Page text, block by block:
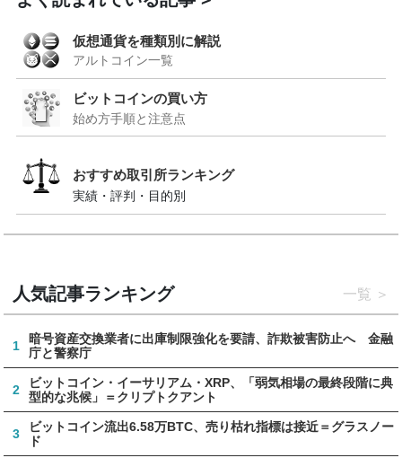
仮想通貨を種類別に解説
アルトコイン一覧
ビットコインの買い方
始め方手順と注意点
おすすめ取引所ランキング
実績・評判・目的別
人気記事ランキング 一覧
1
暗号資産交換業者に出庫制限強化を要請、詐欺被害防止へ 金融
庁と警察庁
2
ビットコイン・イーサリアム・XRP、「弱気相場の最終段階に典
型的な兆候」＝クリプトクアント
3
ビットコイン流出6.58万BTC、売り枯れ指標は接近＝グラスノー
ド